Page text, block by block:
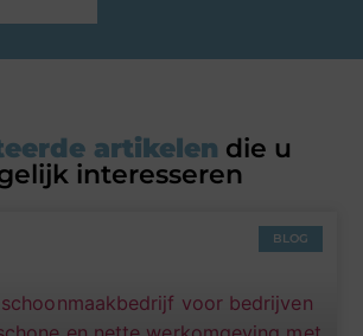
artikelen die u
interesseren
BLOG